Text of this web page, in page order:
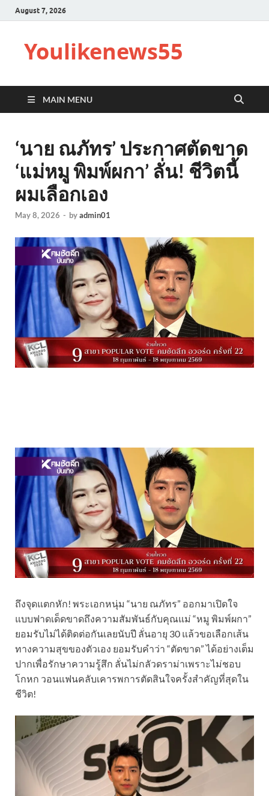
August 7, 2026
Youlikenews55
MAIN MENU
‘นาย ณภัทร’ ประกาศตัดขาด
‘แม่หมู พิมพ์ผกา’ ลั่น! ชีวิตนี้
ผมเลือกเอง
May 8, 2026 - byadmin01
ถึงจุดแตกหัก! พระเอกหนุ่ม “นาย ณภัทร” ออกมาเปิดใจ
แบบฟาดเด็ดขาดถึงความสัมพันธ์กับคุณแม่ “หมู พิมพ์ผกา”
ยอมรับไม่ได้ติดต่อกันเลยนับปี ลั่นอายุ 30 แล้วขอเลือกเส้น
ทางความสุขของตัวเอง ยอมรับคำว่า “ตัดขาด” ได้อย่างเต็ม
ปากเพื่อรักษาความรู้สึก ลั่นไม่กลัวดราม่าเพราะไม่ชอบ
โกหก วอนแฟนคลับเคารพการตัดสินใจครั้งสำคัญที่สุดใน
ชีวิต!